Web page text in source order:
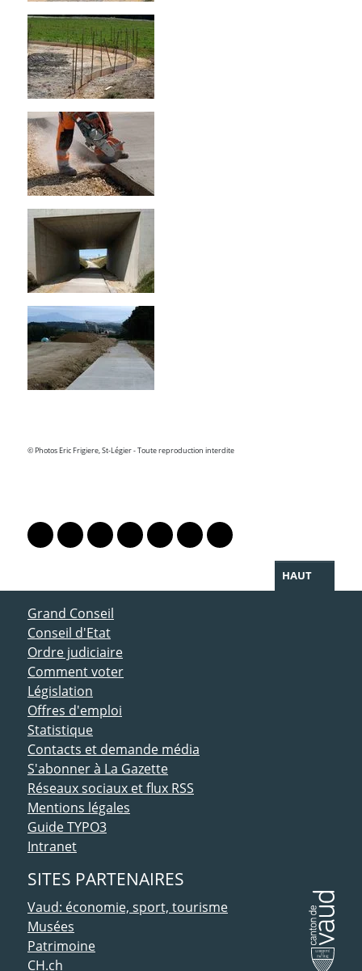
© Photos Eric Frigiere, St-Légier - Toute reproduction interdite
Lien vers le profil Mastodon
Lien vers le profil Bluesky
Lien vers le profil Instagram
Lien vers le profil Linkedin
Lien vers le profil Facebook
Lien vers le profil Twitter
Partager par WhatsApp
HAUT
ACCÈS DIRECT
Grand Conseil
Conseil d'Etat
Ordre judiciaire
Comment voter
Législation
Offres d'emploi
Statistique
Contacts et demande média
S'abonner à La Gazette
Réseaux sociaux et flux RSS
Mentions légales
Guide TYPO3
Intranet
SITES PARTENAIRES
Vaud: économie, sport, tourisme
Musées
Patrimoine
CH.ch